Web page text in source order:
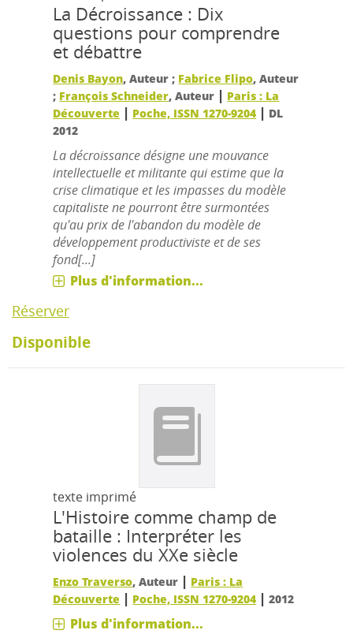
La Décroissance : Dix
questions pour comprendre
et débattre
Denis Bayon, Auteur ; Fabrice Flipo, Auteur
; François Schneider, Auteur | Paris : La
Découverte | Poche, ISSN 1270-9204 | DL
2012
La décroissance désigne une mouvance
intellectuelle et militante qui estime que la
crise climatique et les impasses du modèle
capitaliste ne pourront être surmontées
qu'au prix de l'abandon du modèle de
développement productiviste et de ses
fond[...]
Plus d'information...
Réserver
Disponible
texte imprimé
L'Histoire comme champ de
bataille : Interpréter les
violences du XXe siècle
Enzo Traverso, Auteur | Paris : La
Découverte | Poche, ISSN 1270-9204 |2012
Plus d'information...